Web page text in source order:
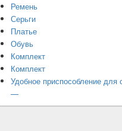
Ремень
Серьги
Платье
Обувь
Комплект
Комплект
Удобное приспособление для
—